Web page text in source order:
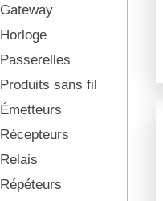
Gateway
Horloge
Passerelles
Produits sans fil
Émetteurs
Récepteurs
Relais
Répéteurs